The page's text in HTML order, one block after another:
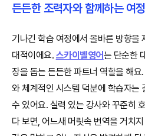
든든한 조력자와 함께하는 여정
기나긴 학습 여정에서 올바른 방향을
대적이에요. 스카이벨영어는 단순한
장을 돕는 든든한 파트너 역할을 해
와 체계적인 시스템 덕분에 학습자는
수 있어요. 실력 있는 강사와 꾸준히
다 보면, 어느새 머릿속 번역을 거치